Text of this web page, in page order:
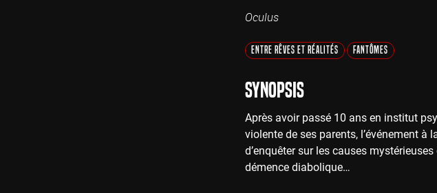
Oculus
Entre Rêves et Réalités Fantômes
Synopsis
Après avoir passé 10 ans en institut
violente de ses parents, l’événement
d’enquêter sur les causes
démence diabolique…